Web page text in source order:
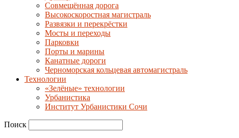
Совмещённая дорога
Высокоскоростная магистраль
Развязки и перекрёстки
Мосты и переходы
Парковки
Порты и марины
Канатные дороги
Черноморская кольцевая автомагистраль
Технологии
«Зелёные» технологии
Урбанистика
Институт Урбанистики Сочи
Поиск